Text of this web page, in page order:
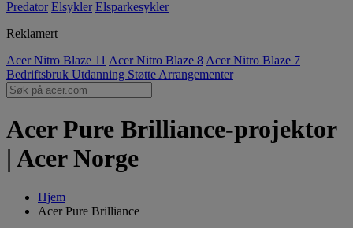
Predator Elsykler Elsparkesykler
Reklamert
Acer Nitro Blaze 11 Acer Nitro Blaze 8 Acer Nitro Blaze 7
Bedriftsbruk Utdanning Støtte Arrangementer
Acer Pure Brilliance-projektor
| Acer Norge
Hjem
Acer Pure Brilliance